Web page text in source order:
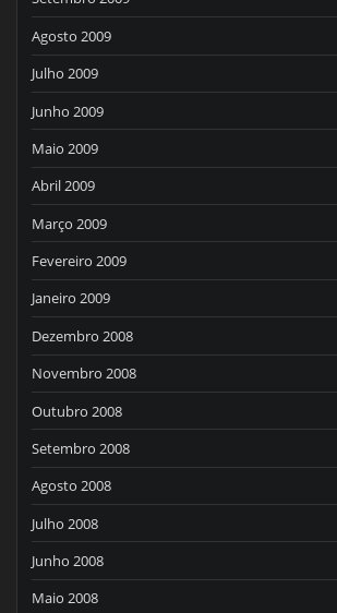
Agosto 2009
Julho 2009
Junho 2009
Maio 2009
Abril 2009
Março 2009
Fevereiro 2009
Janeiro 2009
Dezembro 2008
Novembro 2008
Outubro 2008
Setembro 2008
Agosto 2008
Julho 2008
Junho 2008
Maio 2008